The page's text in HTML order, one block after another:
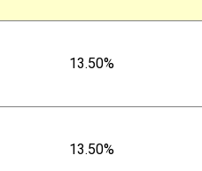
13.50%
13.50%